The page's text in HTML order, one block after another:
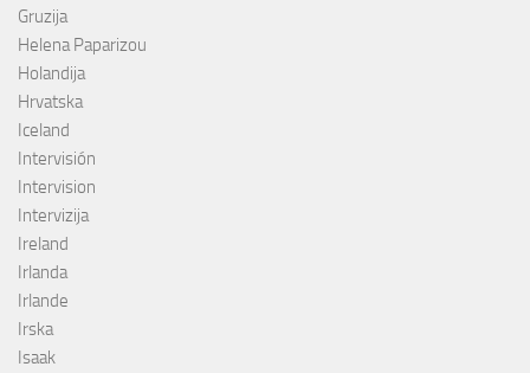
Gruzija
Helena Paparizou
Holandija
Hrvatska
Iceland
Intervisión
Intervision
Intervizija
Ireland
Irlanda
Irlande
Irska
Isaak